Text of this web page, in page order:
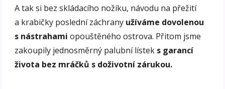
A tak si bez skládacího nožíku, návodu na přežití
a krabičky poslední záchrany užíváme dovolenou
s nástrahami opouštěného ostrova. Přitom jsme
zakoupily jednosměrný palubní lístek s garancí
života bez mráčků s doživotní zárukou.